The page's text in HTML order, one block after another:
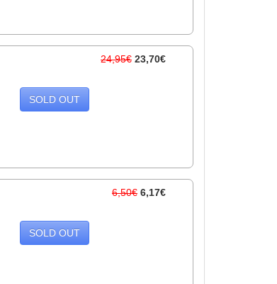
24,95€ 23,70€
SOLD OUT
6,50€ 6,17€
SOLD OUT